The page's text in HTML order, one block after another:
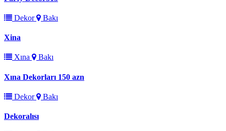
Dekor Bakı
Xina
Xına Bakı
Xına Dekorları 150 azn
Dekor Bakı
Dekoralısı